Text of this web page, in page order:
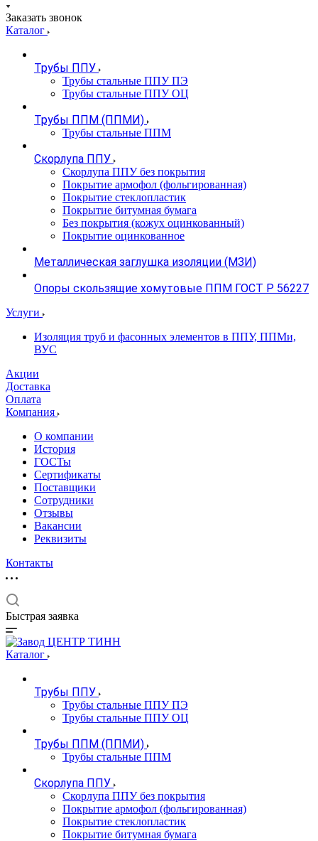
Заказать звонок
Каталог
Трубы ППУ
Трубы стальные ППУ ПЭ
Трубы стальные ППУ ОЦ
Трубы ППМ (ППМИ)
Трубы стальные ППМ
Скорлупа ППУ
Скорлупа ППУ без покрытия
Покрытие армофол (фольгированная)
Покрытие стеклопластик
Покрытие битумная бумага
Без покрытия (кожух оцинкованный)
Покрытие оцинкованное
Металлическая заглушка изоляции (МЗИ)
Опоры скользящие хомутовые ППМ ГОСТ Р 56227
Услуги
Изоляция труб и фасонных элементов в ППУ, ППМи,
ВУС
Акции
Доставка
Оплата
Компания
О компании
История
ГОСТы
Сертификаты
Поставщики
Сотрудники
Отзывы
Вакансии
Реквизиты
Контакты
Быстрая заявка
Каталог
Трубы ППУ
Трубы стальные ППУ ПЭ
Трубы стальные ППУ ОЦ
Трубы ППМ (ППМИ)
Трубы стальные ППМ
Скорлупа ППУ
Скорлупа ППУ без покрытия
Покрытие армофол (фольгированная)
Покрытие стеклопластик
Покрытие битумная бумага